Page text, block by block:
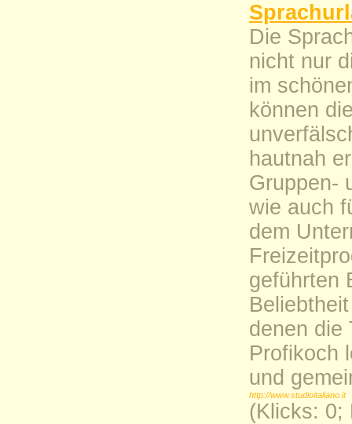
Die
nicht nur
im
können
hautnah
Gruppen-
wie auch
dem
geführten
denen die
Profikoch
und
http://www.studioitaliano.it
(Klicks: 0;